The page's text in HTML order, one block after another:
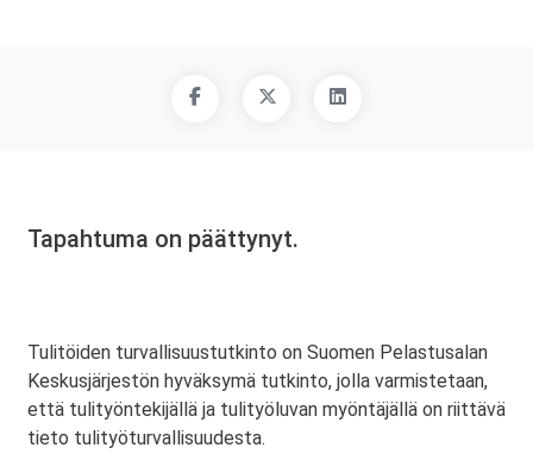
Tapahtuma on päättynyt.
Tulitöiden turvallisuustutkinto on Suomen Pelastusalan
Keskusjärjestön hyväksymä tutkinto, jolla varmistetaan,
että tulityöntekijällä ja tulityöluvan myöntäjällä on riittävä
tieto tulityöturvallisuudesta.